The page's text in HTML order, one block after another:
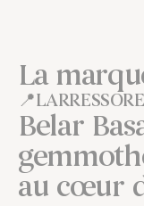
La
Belar
au cœur